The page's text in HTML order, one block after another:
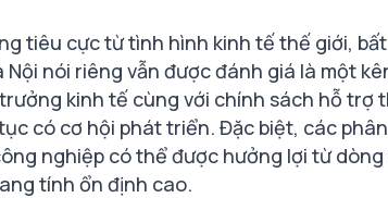
tiêu cực từ tình hình kinh tế thế giới,
Nội nói riêng vẫn được đánh giá là một
kinh tế cùng với chính sách hỗ trợ
có cơ hội phát triển. Đặc biệt, các
nghiệp có thể được hưởng lợi từ
tính ổn định cao.